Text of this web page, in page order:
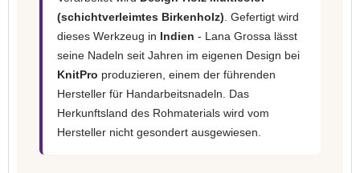
(schichtverleimtes Birkenholz) . Gefertigt wird
dieses Werkzeug in Indien - Lana Grossa lässt
seine Nadeln seit Jahren im eigenen Design bei
KnitPro produzieren, einem der führenden
Hersteller für Handarbeitsnadeln. Das
Herkunftsland des Rohmaterials wird vom
Hersteller nicht gesondert ausgewiesen.